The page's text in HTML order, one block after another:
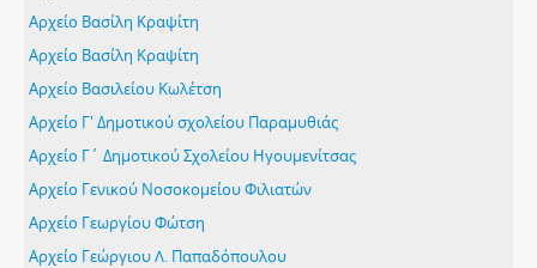
Αρχείο Βασίλη Κραψίτη
Αρχείο Βασίλη Κραψίτη
Αρχείο Βασιλείου Κωλέτση
Αρχείο Γ' Δημοτικού σχολείου Παραμυθιάς
Αρχείο Γ΄ Δημοτικού Σχολείου Ηγουμενίτσας
Αρχείο Γενικού Νοσοκομείου Φιλιατών
Αρχείο Γεωργίου Φώτση
Αρχείο Γεώργιου Λ. Παπαδόπουλου